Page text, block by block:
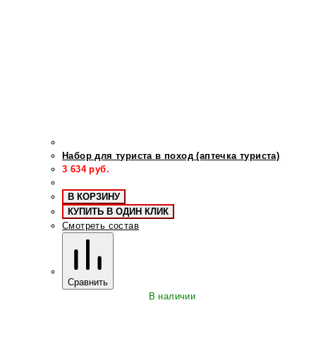
Набор для туриста в поход (аптечка туриста)
3 634руб.
В КОРЗИНУ
КУПИТЬ В ОДИН КЛИК
Смотреть состав
Сравнить
В наличии